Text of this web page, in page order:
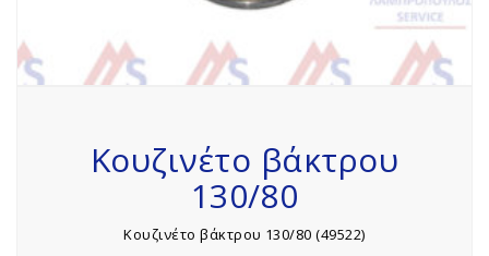
Κουζινέτο βάκτρου
130/80
Κουζινέτο βάκτρου 130/80 (49522)